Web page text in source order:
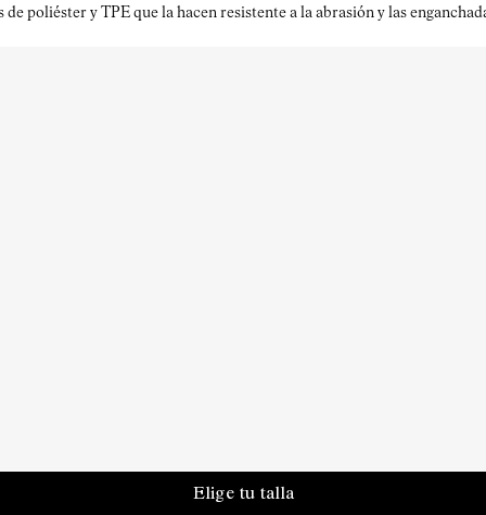
Elige tu talla
poliéster y TPE que la hacen resistente a la abrasión y las